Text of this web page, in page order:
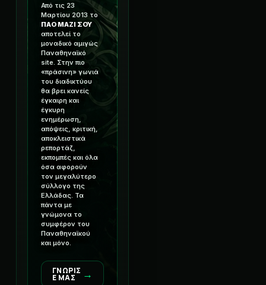
Από τις 23
Μαρτίου 2013 το
ΠΑΟ ΜΑΖΙ ΣΟΥ
αποτελεί το
μοναδικό αμιγώς
Παναθηναϊκό
site. Στην πιο
«πράσινη» γωνιά
του διαδικτύου
θα βρει κανείς
έγκαιρη και
έγκυρη
ενημέρωση,
απόψεις, κριτική,
αποκλειστικά
ρεπορτάζ,
εκπομπές και όλα
όσα αφορούν
τον μεγαλύτερο
σύλλογο της
Ελλάδας. Τα
πάντα με
γνώμονα το
συμφέρον του
Παναθηναϊκού
και μόνο.
ΓΝΩΡΙΣ
Ε ΜΑΣ →